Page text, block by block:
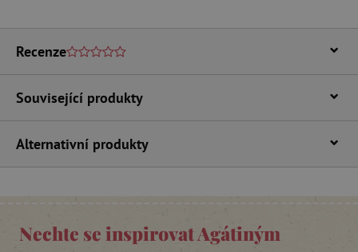
Recenze
Související produkty
Alternativní produkty
Nechte se inspirovat Agátiným
Nezbytně nutné soubory cookie umožňují
přihlášení uživatele a správa účtu. Webové
__cf_bm